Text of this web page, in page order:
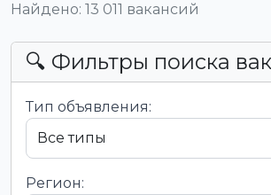
Найдено: 13 011 вакансий
🔍 Фильтры поиска
Тип объявления:
Регион: